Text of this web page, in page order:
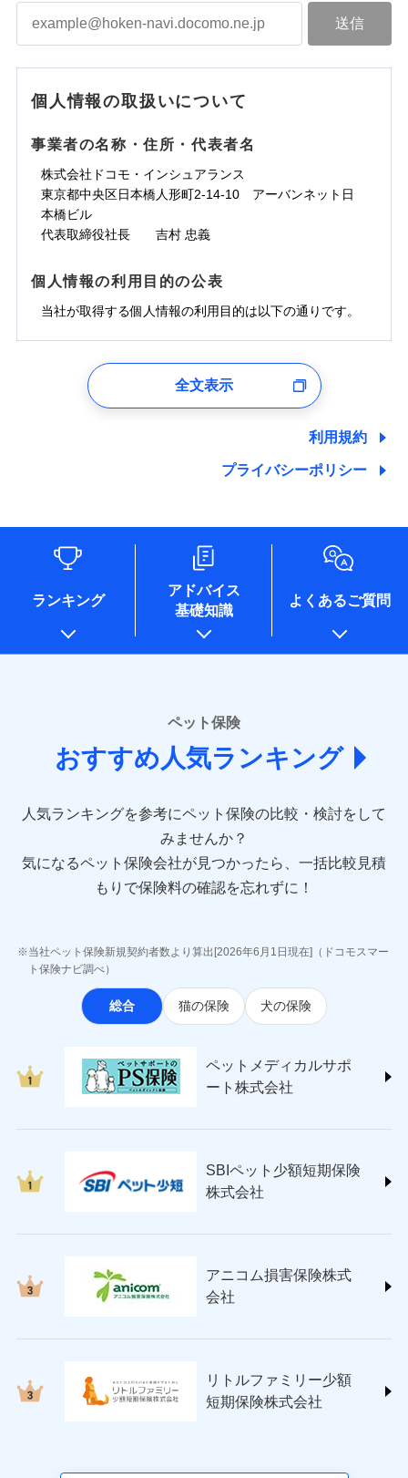
個人情報の取扱いについて
事業者の名称・住所・代表者名
株式会社ドコモ・インシュアランス
東京都中央区日本橋人形町2-14-10 アーバンネット日
本橋ビル
代表取締役社長 吉村 忠義
個人情報の利用目的の公表
当社が取得する個人情報の利用目的は以下の通りです。
ユーザー登録受付および、管理のため
しくは委託を受けている保険会社・提携会社の保険その他に
た維持管理等の委託業務遂行のため、またそれらに付帯、関
各種セミナーの開催のため
コンサルティングサービスの実施のため
アンケートやキャンペーン等の実施のため
上記に係る案内・手続き・管理等付帯業務を行うため
* 当社が委託を受けている保険会社の情報は、保険会社
あいおいニッセイ同和損害保険株式会社
(https://www.aioinissaydowa.co.jp/)
アクサ損害保険株式会社 (https://www.axa-
アニコム損害保険株式会社 (https://www.anicom-
東京海上ダイレクト損害保険株式会社
(https://www.e-design.net/)
AIG損害保険株式会社
(https://www.sbisonpo.co.jp/)
ジェイアイ傷害火災保険株式会社
(https://www.jihoken.co.jp/)
ソニー損害保険株式会社
(https://www.sonysonpo.co.jp/)
japan.co.jp/)
ＳＯＭＰＯダイレクト損害保険株式会社
チューリッヒ保険会社 (https://www.zurich.co.jp/)
(https://www.tokiomarine-nichido.co.jp/)
日新火災海上保険株式会社
三井住友海上火災保険株式会社 (https://www.ms-
ins.com/)
三井ダイレクト損害保険株式会社
アクサ生命保険株式会社
（https://www.axa.co.jp/）
（https://www.fwdlife.co.jp/）
全文表示
利用規約
プライバシーポリシー
ランキング
アドバイス
基礎知識
よくあるご質問
ペット保険
おすすめ人気ランキング
人気ランキングを参考にペット保険の比較・検討をして
みませんか？
気になるペット保険会社が見つかったら、一括比較見積
もりで保険料の確認を忘れずに！
当社ペット保険新規契約者数より算出[2026年6月1日現在]（ドコモスマー
ト保険ナビ調べ）
総合 猫の保険 犬の保険
ペットメディカルサポ
ート株式会社
SBIペット少額短期保険
株式会社
アニコム損害保険株式
会社
リトルファミリー少額
短期保険株式会社